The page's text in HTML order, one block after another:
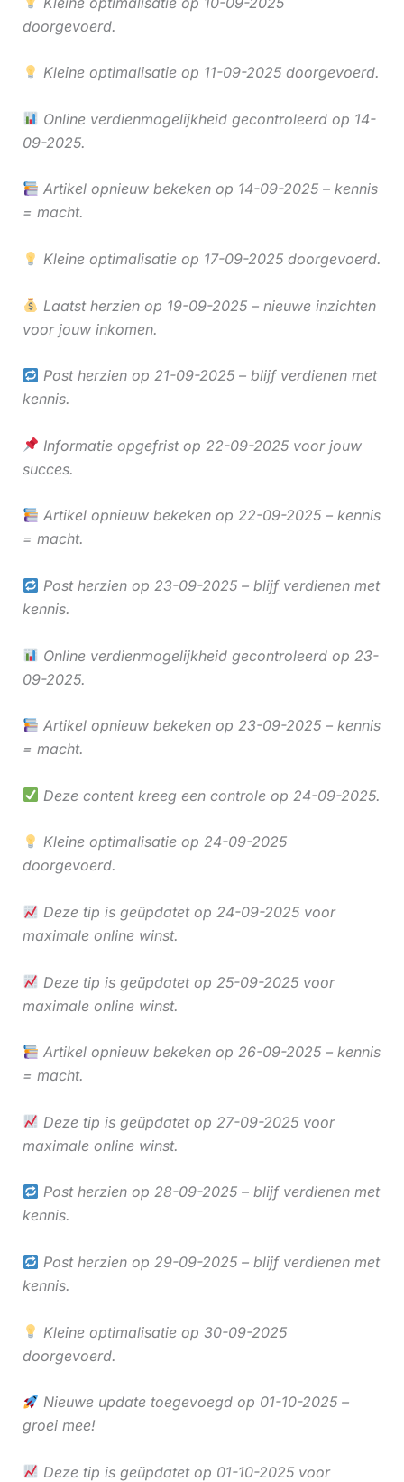
doorgevoerd.
Kleine optimalisatie op 11-09-2025 doorgevoerd.
Online verdienmogelijkheid gecontroleerd op 14-
09-2025.
Artikel opnieuw bekeken op 14-09-2025 – kennis
= macht.
Kleine optimalisatie op 17-09-2025 doorgevoerd.
Laatst herzien op 19-09-2025 – nieuwe inzichten
voor jouw inkomen.
Post herzien op 21-09-2025 – blijf verdienen met
kennis.
Informatie opgefrist op 22-09-2025 voor jouw
succes.
Artikel opnieuw bekeken op 22-09-2025 – kennis
= macht.
Post herzien op 23-09-2025 – blijf verdienen met
kennis.
Online verdienmogelijkheid gecontroleerd op 23-
09-2025.
Artikel opnieuw bekeken op 23-09-2025 – kennis
= macht.
Deze content kreeg een controle op 24-09-2025.
Kleine optimalisatie op 24-09-2025
doorgevoerd.
Deze tip is geüpdatet op 24-09-2025 voor
maximale online winst.
Deze tip is geüpdatet op 25-09-2025 voor
maximale online winst.
Artikel opnieuw bekeken op 26-09-2025 – kennis
= macht.
Deze tip is geüpdatet op 27-09-2025 voor
maximale online winst.
Post herzien op 28-09-2025 – blijf verdienen met
kennis.
Post herzien op 29-09-2025 – blijf verdienen met
kennis.
Kleine optimalisatie op 30-09-2025
doorgevoerd.
Nieuwe update toegevoegd op 01-10-2025 –
groei mee!
Deze tip is geüpdatet op 01-10-2025 voor